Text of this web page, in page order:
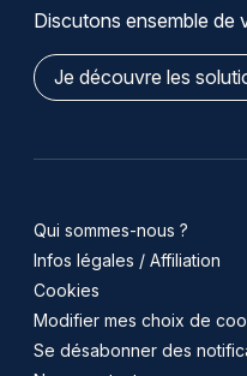
Discutons ensemble de
Je découvre les
Qui sommes-nous ?
Infos légales / Affiliation
Cookies
Modifier mes choix de
Se désabonner des